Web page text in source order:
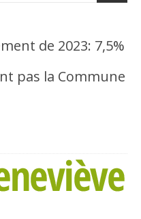
de 2023: 7,5%
pas la Commune